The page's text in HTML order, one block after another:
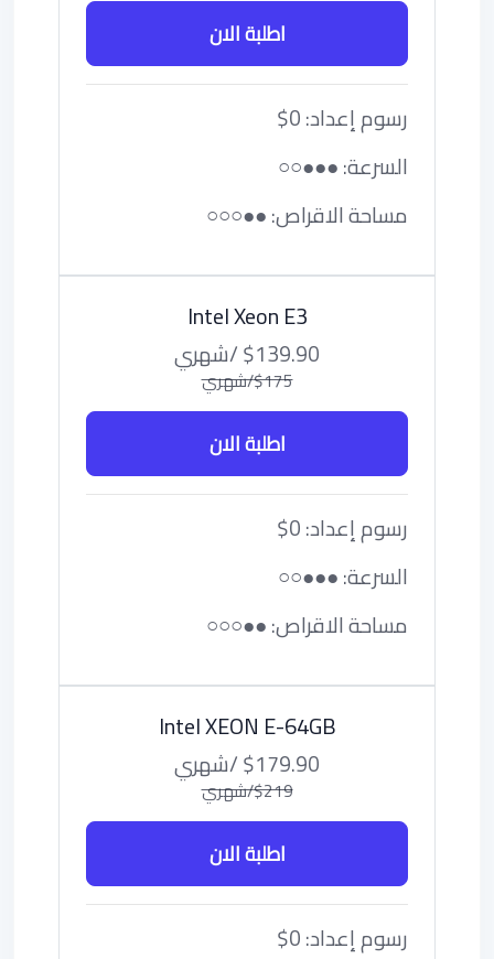
اطلبة الان
رسوم إعداد: 0$
السرعة: ●●●○○
مساحة الاقراص: ●●○○○
Intel Xeon E3
$139.90 /شهري
$175/شهري
اطلبة الان
رسوم إعداد: 0$
السرعة: ●●●○○
مساحة الاقراص: ●●○○○
Intel XEON E-64GB
$179.90 /شهري
$219/شهري
اطلبة الان
رسوم إعداد: 0$